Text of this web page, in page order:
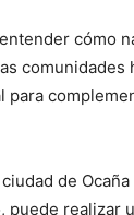
cómo
comunidades
para
de
puede realizar